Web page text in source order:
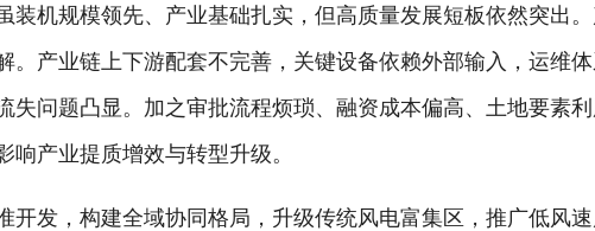
装机规模领先、产业基础扎实，但高质量发展短板依然突出
。产业链上下游配套不完善，关键设备依赖外部输入，运维
失问题凸显。加之审批流程烦琐、融资成本偏高、土地要素
产业提质增效与转型升级。
发，构建全域协同格局，升级传统风电富集区，推广低风速